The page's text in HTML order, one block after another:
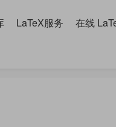
LaTeX服务 在线